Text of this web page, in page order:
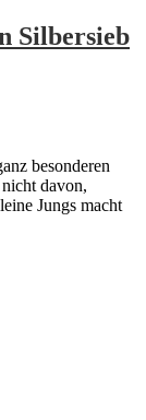
Silbersieb
besonderen
davon,
Jungs macht